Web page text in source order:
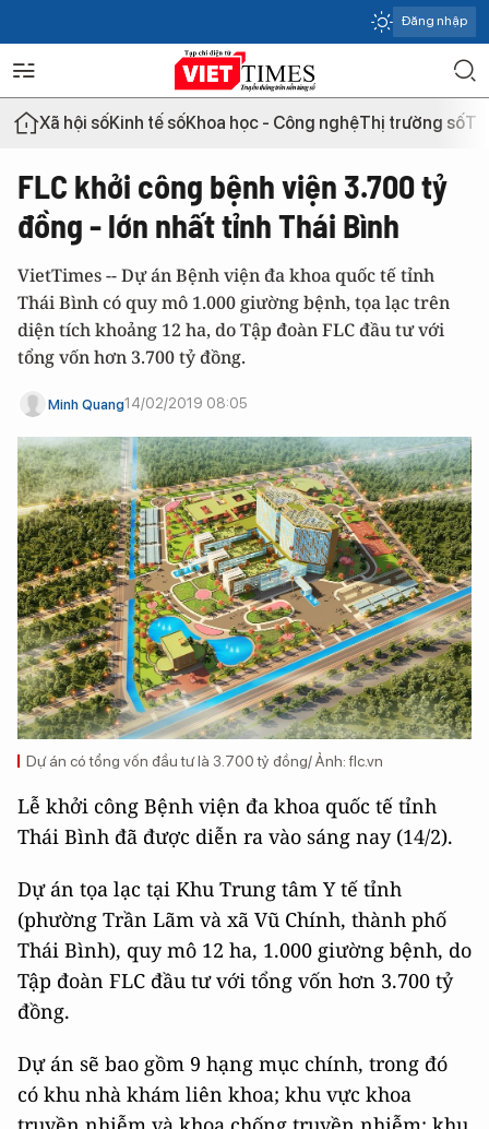
Đăng nhập
Xã hội sốKinh tế sốKhoa học - Công nghệThị trường số
FLC khởi công bệnh viện 3.700 tỷ
đồng - lớn nhất tỉnh Thái Bình
VietTimes -- Dự án Bệnh viện đa khoa quốc tế tỉnh
Thái Bình có quy mô 1.000 giường bệnh, tọa lạc trên
diện tích khoảng 12 ha, do Tập đoàn FLC đầu tư với
tổng vốn hơn 3.700 tỷ đồng.
Minh Quang14/02/2019 08:05
Dự án có tổng vốn đầu tư là 3.700 tỷ đồng/ Ảnh: flc.vn
Lễ khởi công Bệnh viện đa khoa quốc tế tỉnh
Thái Bình đã được diễn ra vào sáng nay (14/2).
Dự án tọa lạc tại Khu Trung tâm Y tế tỉnh
(phường Trần Lãm và xã Vũ Chính, thành phố
Thái Bình), quy mô 12 ha, 1.000 giường bệnh, do
Tập đoàn FLC đầu tư với tổng vốn hơn 3.700 tỷ
đồng.
Dự án sẽ bao gồm 9 hạng mục chính, trong đó
có khu nhà khám liên khoa; khu vực khoa